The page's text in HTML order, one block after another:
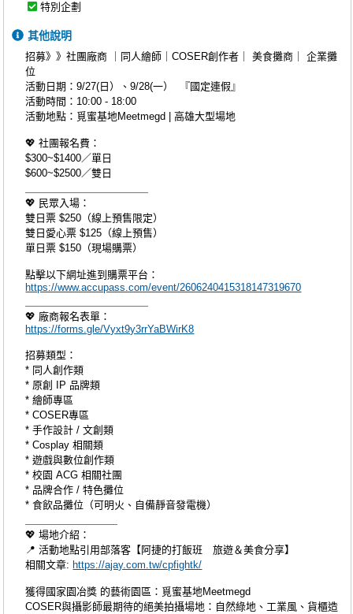
特別企劃
其他說明
招募》》社團廠商 ｜同人繪師｜COSER創作者｜ 美食攤商｜ 企業攤
位
活動日期：9/27(日）、9/28(一） 『國定連假』
活動時間：10:00 - 18:00
活動地點：覓蜜基地Meetmegd | 高雄大型場地
💖 社團報名費：
$300~$1400／單日
$600~$2500／雙日
💖 民眾入場：
雙日票 $250（線上預售限定）
雙日愛心票 $125（線上預售）
單日票 $150（現場購票）
點擊以下網址進到購票平台：
https://www.accupass.com/event/2606240415318147319670
💖 廠商報名表單：
https://forms.gle/Vyxt9y3rrYaBWirK8
招募類型：
* 同人創作類
* 原創 IP 品牌類
* 繪師專區
* COSER專區
* 手作設計 / 文創類
* Cosplay 相關類
* 遊戲與數位創作類
* 校園 ACG 相關社團
* 品牌合作 / 特色攤位
* 食飲品攤位（可明火、自備靜音發電機）
💖 場地介紹：
📍 活動地點引用部落客【阿捷的打飯班 旅遊＆美食分享】
相關文章: https://ajay.com.tw/cpfightk/
獲得國家園冶獎 的藝術園區：覓蜜基地Meetmegd
COSER與攝影師最期待的絕美拍攝場地：自然綠地、工業風、貨櫃造